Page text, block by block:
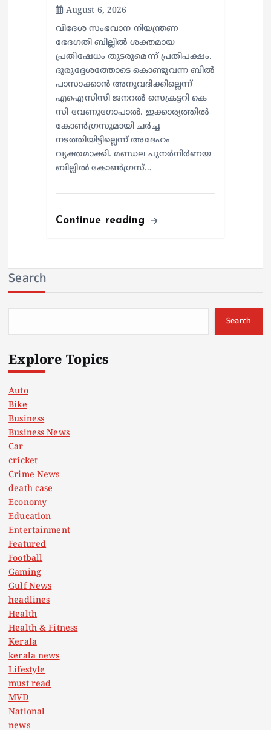
August 6, 2026
വിദേശ സംഭവാന നിയന്ത്രണ
ഭേദഗതി ബില്ലിൽ ശക്തമായ
പ്രതിഷേധം തുടരുമെന്ന് പ്രതിപക്ഷം.
ദുരുദ്ദേശത്തോടെ കൊണ്ടുവന്ന ബിൽ
പാസാക്കാൻ അനുവദിക്കില്ലെന്ന്
എഐസിസി ജനറൽ സെക്രട്ടറി കെ
സി വേണുഗോപാൽ. ഇക്കാര്യത്തിൽ
കോൺഗ്രസുമായി ചർച്ച
നടത്തിയിട്ടില്ലെന്ന് അദേഹം
വ്യക്തമാക്കി. മണ്ഡല പുനർനിർണയ
ബില്ലിൽ കോൺഗ്രസ്…
Continue reading
Search
Search
Explore Topics
Auto
Bike
Business
Business News
Car
cricket
Crime News
death case
Economy
Education
Entertainment
Featured
Football
Gaming
Gulf News
headlines
Health
Health & Fitness
Kerala
kerala news
Lifestyle
must read
MVD
National
news